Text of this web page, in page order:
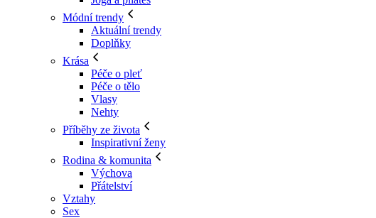
Módní trendy
Aktuální trendy
Doplňky
Krása
Péče o pleť
Péče o tělo
Vlasy
Nehty
Příběhy ze života
Inspirativní ženy
Rodina & komunita
Výchova
Přátelství
Vztahy
Sex